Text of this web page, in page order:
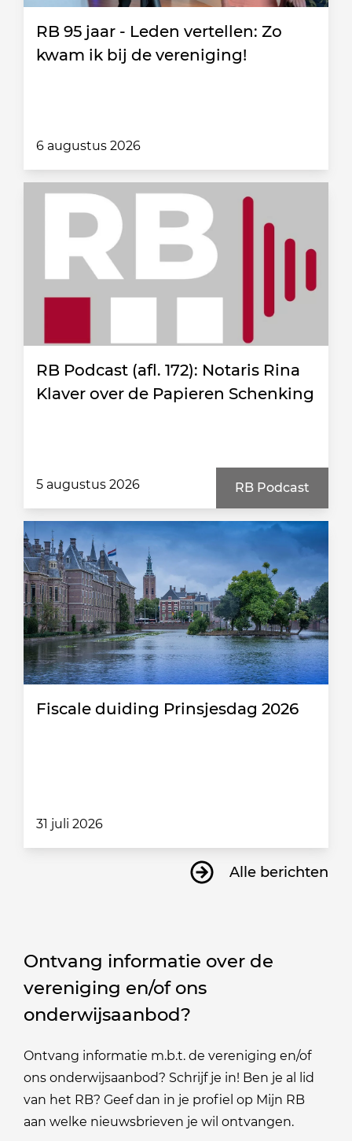
RB 95 jaar - Leden vertellen: Zo
kwam ik bij de vereniging!
6 augustus 2026
RB Podcast (afl. 172): Notaris Rina
Klaver over de Papieren Schenking
5 augustus 2026 RB Podcast
Fiscale duiding Prinsjesdag 2026
31 juli 2026
Alle berichten
Ontvang informatie over de
vereniging en/of ons
onderwijsaanbod?
Ontvang informatie m.b.t. de vereniging en/of
ons onderwijsaanbod? Schrijf je in! Ben je al lid
van het RB? Geef dan in je profiel op Mijn RB
aan welke nieuwsbrieven je wil ontvangen.